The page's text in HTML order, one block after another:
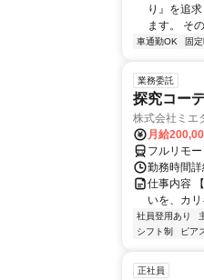
り』を追
ます。 そ
車通勤OK 固
業務委託
探究コー
株式会社ミエ
月給
フルリモー
勤務時間
仕事内容
いを、カ
社員登用あり
シフト制
ピア
正社員